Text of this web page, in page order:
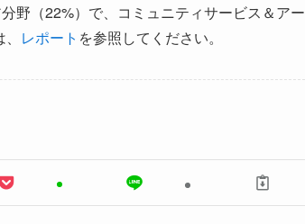
野（22%）で、コミュニティサービス＆アー
レポート を参照してください。